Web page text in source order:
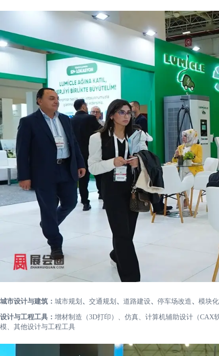
城市设计与建筑： 城市规划 、 交通规划 、 道路建设、 停车场改造、 模块
设计与工程工具： 增材制造（3D打印）、仿真、计算机辅助设计（
模、其他设计与工程工具